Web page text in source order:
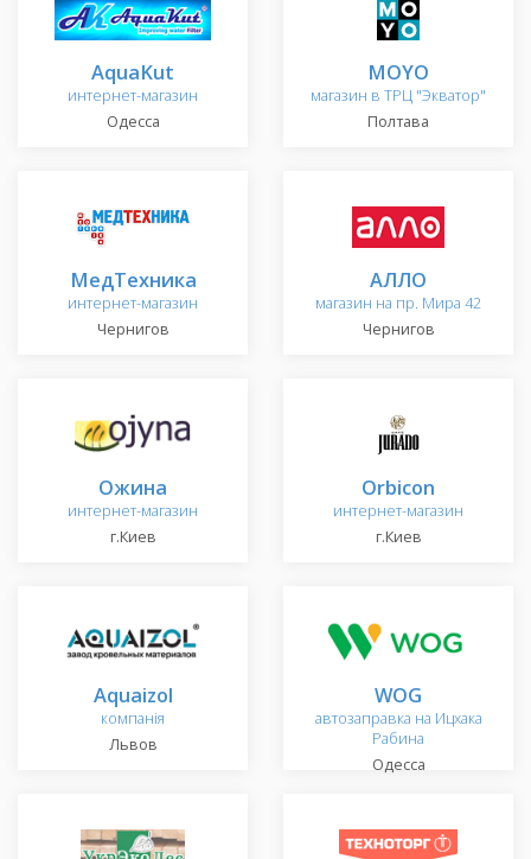
AquaKut
интернет-магазин
Одесса
MOYO
магазин в ТРЦ "Экватор"
Полтава
МедТехника
интернет-магазин
Чернигов
АЛЛО
магазин на пр. Мира 42
Чернигов
Ожина
интернет-магазин
г.Киев
Orbicon
интернет-магазин
г.Киев
Aquaizol
компанія
Львов
WOG
автозаправка на Ицхака
Рабина
Одесса